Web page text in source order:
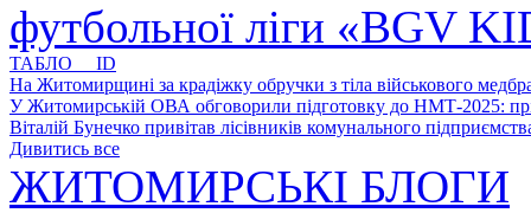
футбольної ліги «BGV
ТАБЛО ID
На Житомирщині за крадіжку обручки з тіла військового
У Житомирській ОВА обговорили підготовку до НМТ-2025:
Віталій Бунечко привітав лісівників комунального
Дивитись все
ЖИТОМИРСЬКІ БЛОГИ